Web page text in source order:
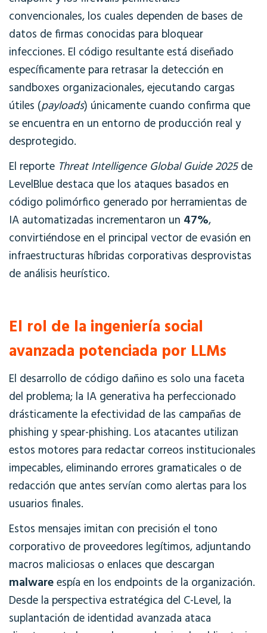
convencionales, los cuales dependen de bases de
datos de firmas conocidas para bloquear
infecciones. El código resultante está diseñado
específicamente para retrasar la detección en
sandboxes organizacionales, ejecutando cargas
útiles (payloads) únicamente cuando confirma que
se encuentra en un entorno de producción real y
desprotegido.
El reporte Threat Intelligence Global Guide 2025de
LevelBlue destaca que los ataques basados en
código polimórfico generado por herramientas de
IA automatizadas incrementaron un 47%,
convirtiéndose en el principal vector de evasión en
infraestructuras híbridas corporativas desprovistas
de análisis heurístico.
El rol de la ingeniería social
avanzada potenciada por LLMs
El desarrollo de código dañino es solo una faceta
del problema; la IA generativa ha perfeccionado
drásticamente la efectividad de las campañas de
phishing y spear-phishing. Los atacantes utilizan
estos motores para redactar correos institucionales
impecables, eliminando errores gramaticales o de
redacción que antes servían como alertas para los
usuarios finales.
Estos mensajes imitan con precisión el tono
corporativo de proveedores legítimos, adjuntando
macros maliciosas o enlaces que descargan
malwareespía en los endpoints de la organización.
Desde la perspectiva estratégica del C-Level, la
suplantación de identidad avanzada ataca